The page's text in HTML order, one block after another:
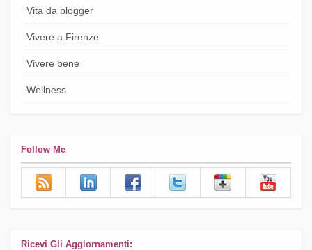
Vita da blogger
Vivere a Firenze
Vivere bene
Wellness
Follow Me
Ricevi Gli Aggiornamenti: